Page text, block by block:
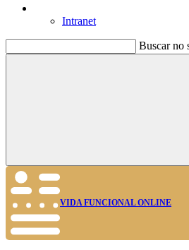
Intranet
Buscar no
Buscar
VIDA FUNCIONAL ONLINE